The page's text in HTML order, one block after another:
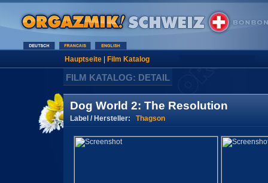
Hauptseite| Film Katalog
FILM KATALOG: DETAIL
Dog World 2: The Resolution
Label / Hersteller: Thagson